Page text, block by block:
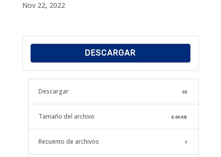
Nov 22, 2022
DESCARGAR
Descargar 55
Tamaño del archivo 0.00 KB
Recuento de archivos 1